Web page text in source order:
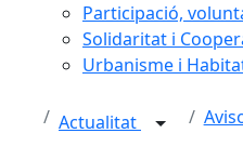
Participació,
Solidaritat i
Urbanisme i
Actualitat